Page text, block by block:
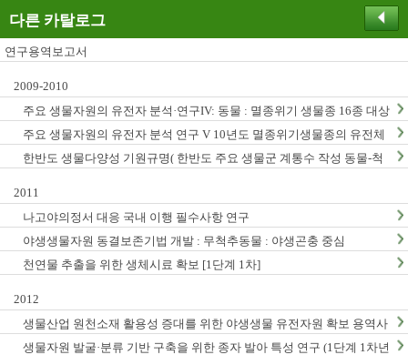
다른 카탈로그
연구용역보고서
2009-2010
주요 생물자원의 유전자 분석·연구IV: 동물 : 멸종위기 생물종 16종 대상
주요 생물자원의 유전자 분석 연구 V 10년도 멸종위기생물종의 유전체
연구
한반도 생물다양성 기원규명( 한반도 주요 생물군 계통수 작성 동물-척
2011
나고야의정서 대응 국내 이행 필수사항 연구
야생생물자원 동결보존기법 개발 : 무척추동물 : 야생곤충 중심
천연물 추출을 위한 생체시료 확보 [1단계 1차]
2012
생물산업 원천소재 활용성 증대를 위한 야생생물 유전자원 확보 용역사
업 (2012년)
생물자원 발굴·분류 기반 구축을 위한 종자 발아 특성 연구 (1단계 1차년